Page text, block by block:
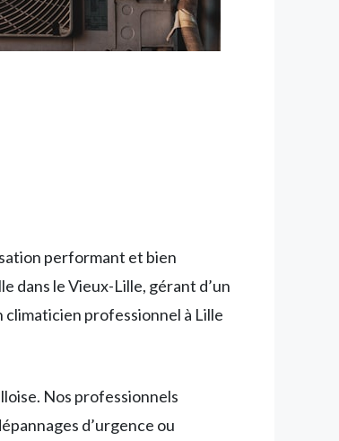
performant et bien
dans le Vieux-Lille, gérant d’un
climaticien professionnel à Lille
Nos professionnels
d’urgence ou